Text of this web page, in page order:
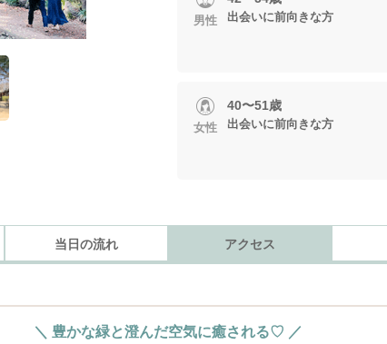
男性 出会いに前向きな方
女性
40〜51歳
出会いに前向きな方
当日の流れ アクセス
＼ 豊かな緑と澄んだ空気に癒される♡ ／